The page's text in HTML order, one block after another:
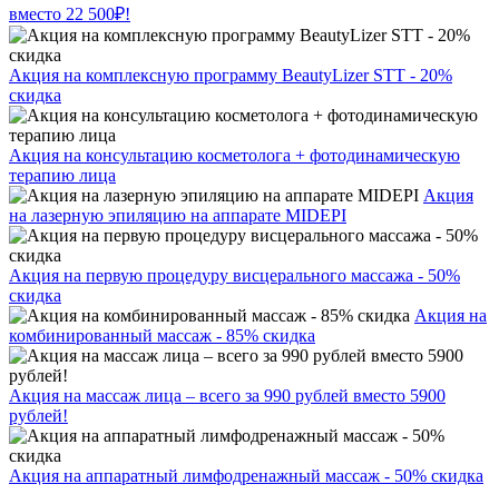
вместо 22 500₽!
Акция на комплексную программу BeautyLizer STT - 20%
скидка
Акция на консультацию косметолога + фотодинамическую
терапию лица
Акция
на лазерную эпиляцию на аппарате MIDEPI
Акция на первую процедуру висцерального массажа - 50%
скидка
Акция на
комбинированный массаж - 85% скидка
Акция на массаж лица – всего за 990 рублей вместо 5900
рублей!
Акция на аппаратный лимфодренажный массаж - 50% скидка